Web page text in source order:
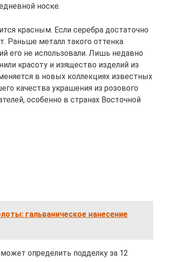
носке.
красным. Если серебра достаточно
Раньше металл такого оттенка
его не использовали. Лишь недавно
красоту и изящество изделий из
в новых коллекциях известных
качества украшения из розового
особенно в странах Восточной
гальваническое нанесение
определить подделку за 12